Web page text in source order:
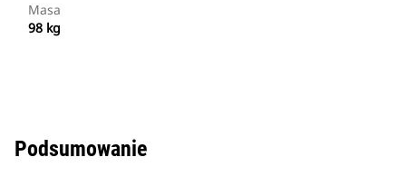
Masa
98 kg
Podsumowanie